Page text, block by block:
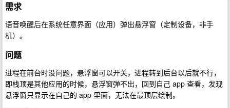
需求
语音唤醒后在系统任意界面（应用）弹出悬浮窗（定制设备，非手
机）。
问题
进程在前台时没问题，悬浮窗可以开关，进程转到后台以后就不行，
即栈顶是其他应用的时候，悬浮窗弹不出，回到自己 app 查看，发现
悬浮窗只显示在自己的 app 里面，无法在最顶层绘制。